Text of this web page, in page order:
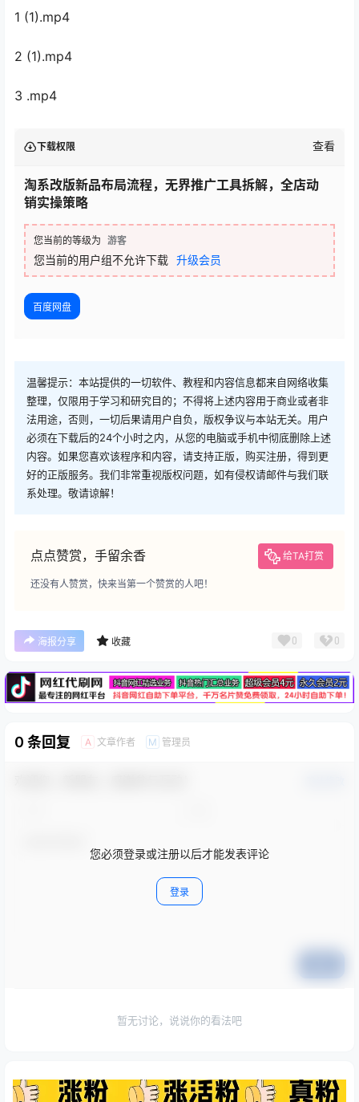
1 (1).mp4
2 (1).mp4
3 .mp4
下载权限 查看
淘系改版新品布局流程，无界推广工具拆解，全店动
销实操策略
您当前的等级为 游客
您当前的用户组不允许下载 升级会员
百度网盘
温馨提示：本站提供的一切软件、教程和内容信息都来自网络收集
整理，仅限用于学习和研究目的；不得将上述内容用于商业或者非
法用途，否则，一切后果请用户自负，版权争议与本站无关。用户
必须在下载后的24个小时之内，从您的电脑或手机中彻底删除上述
内容。如果您喜欢该程序和内容，请支持正版，购买注册，得到更
好的正版服务。我们非常重视版权问题，如有侵权请邮件与我们联
系处理。敬请谅解！
点点赞赏，手留余香 给TA打赏
还没有人赞赏，快来当第一个赞赏的人吧！
海报分享 收藏 0 0
广告
0 条回复 A 文章作者 M 管理员
您必须登录或注册以后才能发表评论
登录
暂无讨论，说说你的看法吧